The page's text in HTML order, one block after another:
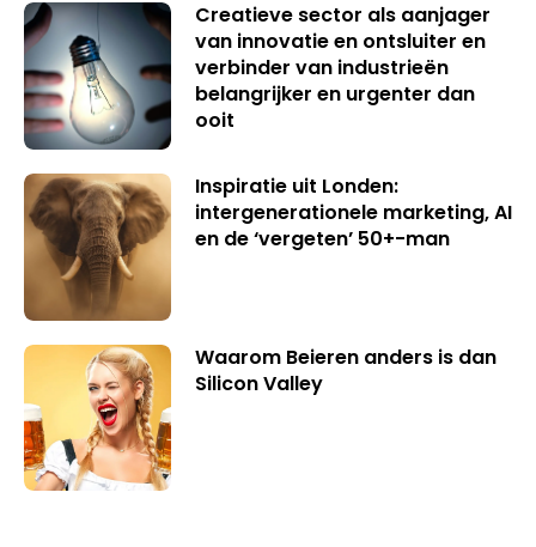
Creatieve sector als aanjager
van innovatie en ontsluiter en
verbinder van industrieën
belangrijker en urgenter dan
ooit
Inspiratie uit Londen:
intergenerationele marketing, AI
en de ‘vergeten’ 50+-man
Waarom Beieren anders is dan
Silicon Valley